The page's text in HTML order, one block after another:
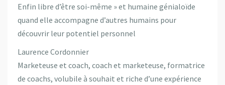
Enfin libre d’être soi-même » et humaine génialoïde
quand elle accompagne d’autres humains pour
découvrir leur potentiel personnel
Laurence Cordonnier
Marketeuse et coach, coach et marketeuse, formatrice
de coachs, volubile à souhait et riche d’une expérience